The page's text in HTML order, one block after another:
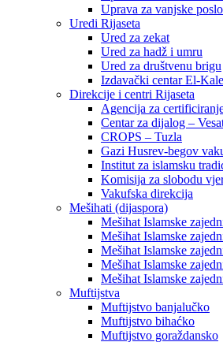
Uprava za vanjske
Uredi Rijaseta
Ured za zekat
Ured za hadž i umru
Ured za društvenu brigu
Izdavački centar El-
Direkcije i centri Rijaseta
Agencija za
Centar za dijalog –
CROPS – Tuzla
Gazi Husrev-begov
Institut za islamsku
Komisija za slobodu
Vakufska direkcija
Mešihati (dijaspora)
Mešihat Islamske
Mešihat Islamske
Mešihat Islamske
Mešihat Islamske
Mešihat Islamske
Muftijstva
Muftijstvo banjalučko
Muftijstvo bihaćko
Muftijstvo goraždansko